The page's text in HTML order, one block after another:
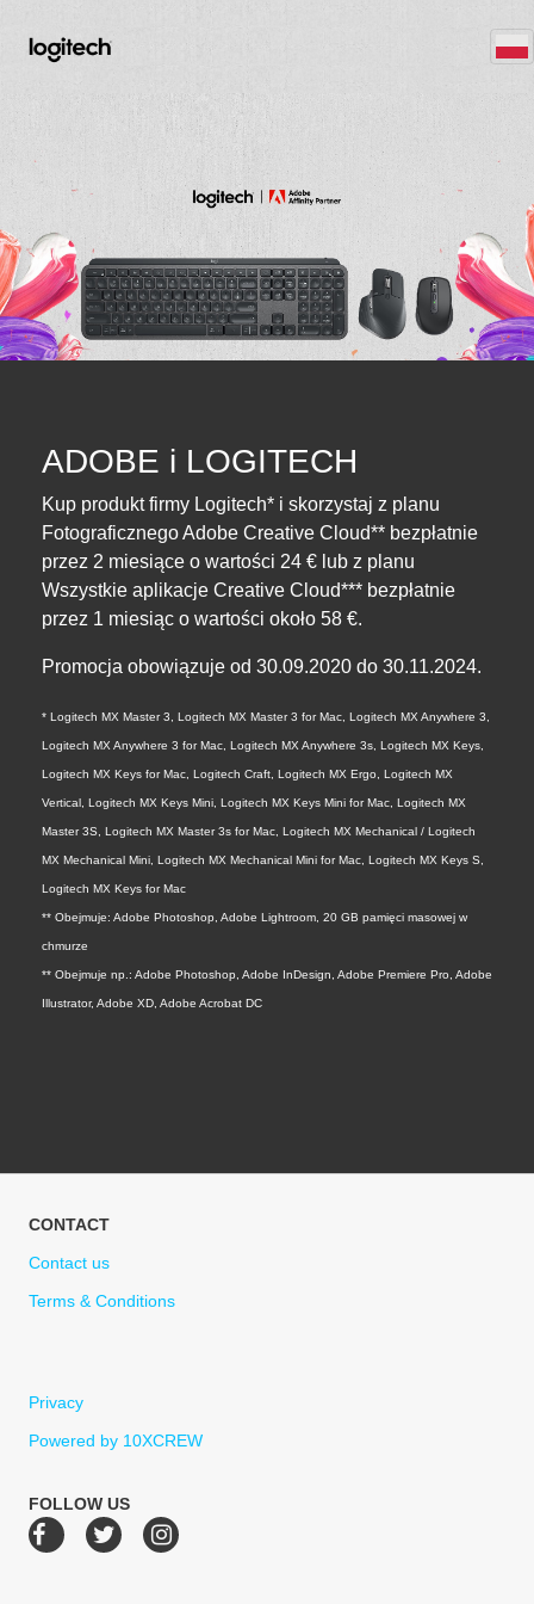
ADOBE i LOGITECH
Kup produkt firmy Logitech* i skorzystaj z planu
Fotograficznego Adobe Creative Cloud** bezpłatnie
przez 2 miesiące o wartości 24 € lub z planu
Wszystkie aplikacje Creative Cloud*** bezpłatnie
przez 1 miesiąc o wartości około 58 €.
Promocja obowiązuje od 30.09.2020 do 30.11.2024.
* Logitech MX Master 3, Logitech MX Master 3 for Mac, Logitech MX Anywhere 3,
Logitech MX Anywhere 3 for Mac, Logitech MX Anywhere 3s, Logitech MX Keys,
Logitech MX Keys for Mac, Logitech Craft, Logitech MX Ergo, Logitech MX
Vertical, Logitech MX Keys Mini, Logitech MX Keys Mini for Mac, Logitech MX
Master 3S, Logitech MX Master 3s for Mac, Logitech MX Mechanical / Logitech
MX Mechanical Mini, Logitech MX Mechanical Mini for Mac, Logitech MX Keys S,
Logitech MX Keys for Mac
** Obejmuje: Adobe Photoshop, Adobe Lightroom, 20 GB pamięci masowej w
chmurze
** Obejmuje np.: Adobe Photoshop, Adobe InDesign, Adobe Premiere Pro, Adobe
Illustrator, Adobe XD, Adobe Acrobat DC
CONTACT
Contact us
Terms & Conditions
Privacy
Powered by 10XCREW
FOLLOW US